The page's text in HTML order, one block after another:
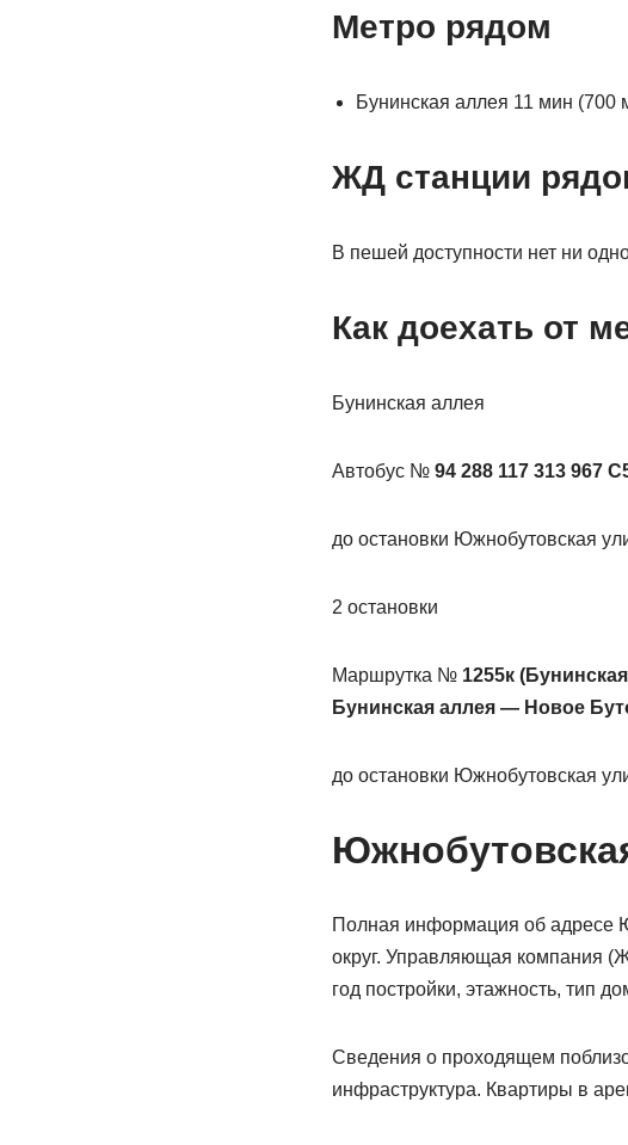
Метро рядом
Бунинская аллея 11 мин (700
ЖД станции
В пешей доступности нет ни
Как доехать от
Бунинская аллея
Автобус № 94 288 117 313 967
до остановки Южнобутовская
2 остановки
Маршрутка № 1255к
Бунинская аллея — Новое
до остановки Южнобутовская
Полная информация об адресе
округ. Управляющая компания
год постройки, этажность, тип
Сведения о проходящем
инфраструктура. Квартиры в